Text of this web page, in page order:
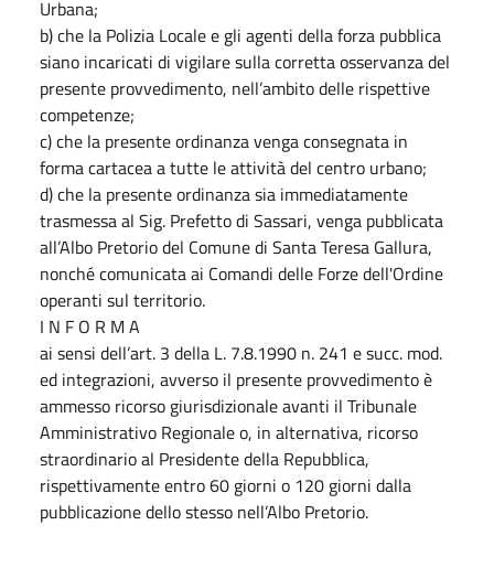
Urbana;
b) che la Polizia Locale e gli agenti della forza pubblica
siano incaricati di vigilare sulla corretta osservanza del
presente provvedimento, nell’ambito delle rispettive
competenze;
c) che la presente ordinanza venga consegnata in
forma cartacea a tutte le attività del centro urbano;
d) che la presente ordinanza sia immediatamente
trasmessa al Sig. Prefetto di Sassari, venga pubblicata
all’Albo Pretorio del Comune di Santa Teresa Gallura,
nonché comunicata ai Comandi delle Forze dell'Ordine
operanti sul territorio.
I N F O R M A
ai sensi dell’art. 3 della L. 7.8.1990 n. 241 e succ. mod.
ed integrazioni, avverso il presente provvedimento è
ammesso ricorso giurisdizionale avanti il Tribunale
Amministrativo Regionale o, in alternativa, ricorso
straordinario al Presidente della Repubblica,
rispettivamente entro 60 giorni o 120 giorni dalla
pubblicazione dello stesso nell’Albo Pretorio.